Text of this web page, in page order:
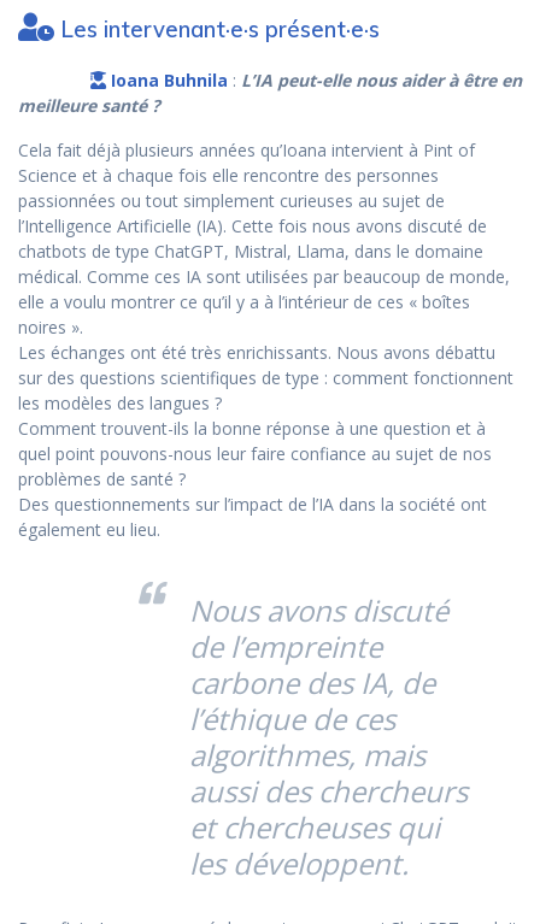
Les intervenant·e·s présent·e·s
Ioana Buhnila : L’IA peut-elle nous aider à être en
meilleure santé ?
Cela fait déjà plusieurs années qu’Ioana intervient à Pint of
Science et à chaque fois elle rencontre des personnes
passionnées ou tout simplement curieuses au sujet de
l’Intelligence Artificielle (IA). Cette fois nous avons discuté de
chatbots de type ChatGPT, Mistral, Llama, dans le domaine
médical. Comme ces IA sont utilisées par beaucoup de monde,
elle a voulu montrer ce qu’il y a à l’intérieur de ces « boîtes
noires ».
Les échanges ont été très enrichissants. Nous avons débattu
sur des questions scientifiques de type : comment fonctionnent
les modèles des langues ?
Comment trouvent-ils la bonne réponse à une question et à
quel point pouvons-nous leur faire confiance au sujet de nos
problèmes de santé ?
Des questionnements sur l’impact de l’IA dans la société ont
également eu lieu.
Nous avons discuté
de l’empreinte
carbone des IA, de
l’éthique de ces
algorithmes, mais
aussi des chercheurs
et chercheuses qui
les développent.